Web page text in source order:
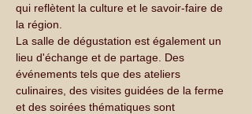
qui reflètent la culture et le savoir-faire de
la région.
La salle de dégustation est également un
lieu d'échange et de partage. Des
événements tels que des ateliers
culinaires, des visites guidées de la ferme
et des soirées thématiques sont